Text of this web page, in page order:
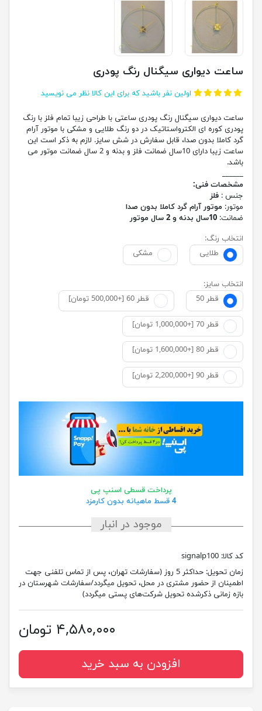
ساعت دیواری سیگنال رنگ پودری
اولین نفر باشید که برای این کالا نظر می نویسید
ساعت دیواری سیگنال رنگ پودری ساعتی با طراحی زیبا تمام فلز با رنگ
پودری کوره ای الکترواستاتیک در دو رنگ طلایی و مشکی با موتور آرام
گرد کاملا بدون صدا، قابل سفارش در شش سایز. لازم به ذکر است این
ساعت زیبا دارای 10سال ضمانت فلز و بدنه و 2 سال ضمانت موتور می
باشد.
______
مشخصات فنی:
جنس : فلز
موتور: موتور آرام گرد کاملا بدون صدا
ضمانت: 10سال بدنه و 2 سال موتور
انتخاب رنگ:
طلایی
مشکی
انتخاب سایز:
قطر 50
قطر 60 [+500,000 تومان]
قطر 70 [+1,000,000 تومان]
قطر 80 [+1,600,000 تومان]
قطر 90 [+2,200,000 تومان]
پرداخت قسطی اسنپ پی
4 قسط ماهیانه بدون کارمزد
موجود در انبار
کد کالا: signalp100
زمان تحویل:
حداکثر 5 روز (سفارشات تهران، پس از تماس تلفنی جهت
اطمینان از حضور مشتری در محل، تحویل میگردد/سفارشات شهرستان در
بازه زمانی ذکرشده تحویل شرکت‌های پستی میگردد)
۴,۵۸۰,۰۰۰ تومان
افزودن به سبد خرید